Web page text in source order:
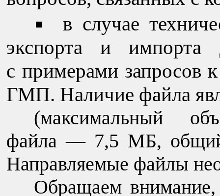
в случае
экспорта и импорта
с примерами
ГМП. Наличие файла
(максимальный
файла — 7,5 МБ,
Направляемые файлы
Обращаем